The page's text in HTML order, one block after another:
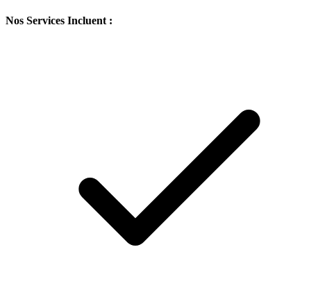
Nos Services Incluent :